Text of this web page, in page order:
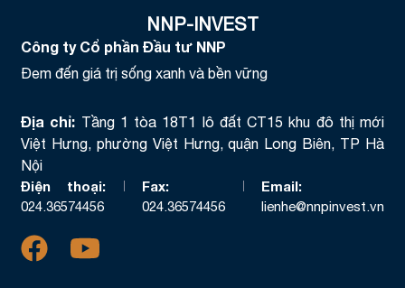
NNP-INVEST
Công ty Cổ phần Đầu tư NNP
Đem đến giá trị sống xanh và bền vững
Địa chỉ: Tầng 1 tòa 18T1 lô đất CT15 khu đô thị mới
Việt Hưng, phường Việt Hưng, quận Long Biên, TP Hà
Nội
Điện thoại:
024.36574456
Fax:
024.36574456
Email:
lienhe@nnpinvest.vn